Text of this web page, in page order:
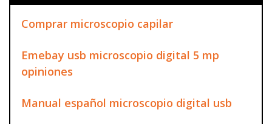
Comprar microscopio capilar
Emebay usb microscopio digital 5 mp
opiniones
Manual español microscopio digital usb